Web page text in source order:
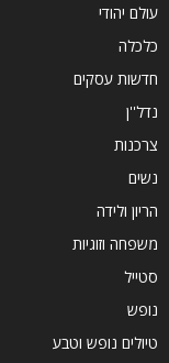
עולם יהודי
כלכלה
חדשות עסקים
נדל''ן
צרכנות
נשים
הריון ולידה
משפחה וזוגיות
סטייל
נופש
טיולים נופש וטבע